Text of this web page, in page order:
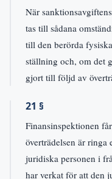
När
tas till sådana
till den berörda
ställning och, om det
gjort till följd av
21 §
Finansinspektionen
överträdelsen är
juridiska personen i
har verkat för att den